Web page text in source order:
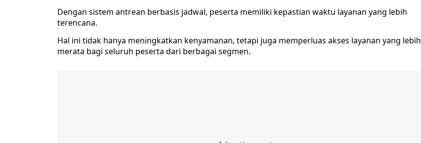
Dengan sistem antrean berbasis jadwal, peserta memiliki kepastian waktu layanan yang lebih
terencana.
Hal ini tidak hanya meningkatkan kenyamanan, tetapi juga memperluas akses layanan yang lebih
merata bagi seluruh peserta dari berbagai segmen.